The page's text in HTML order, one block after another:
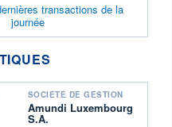
transactions de la
journée
SOCIÉTÉ DE GESTION
Amundi Luxembourg
S.A.